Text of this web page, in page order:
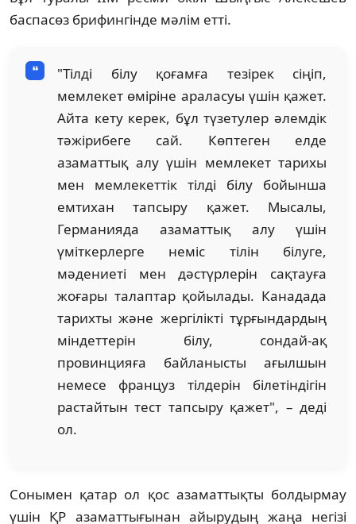
баспасөз брифингінде мәлім етті.
"Тілді білу қоғамға тезірек сіңіп,
мемлекет өміріне араласуы үшін қажет.
Айта кету керек, бұл түзетулер әлемдік
тәжірибеге сай. Көптеген елде
азаматтық алу үшін мемлекет тарихы
мен мемлекеттік тілді білу бойынша
емтихан тапсыру қажет. Мысалы,
Германияда азаматтық алу үшін
үміткерлерге неміс тілін білуге,
мәдениеті мен дәстүрлерін сақтауға
жоғары талаптар қойылады. Канадада
тарихты және жергілікті тұрғындардың
міндеттерін білу, сондай-ақ
провинцияға байланысты ағылшын
немесе француз тілдерін білетіндігін
растайтын тест тапсыру қажет", – деді
ол.
Сонымен қатар ол қос азаматтықты болдырмау
үшін ҚР азаматтығынан айырудың жаңа негізі